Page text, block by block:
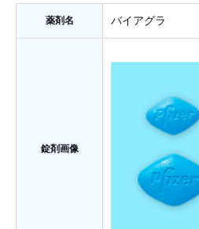
薬剤名 バイアグラ
錠剤画像